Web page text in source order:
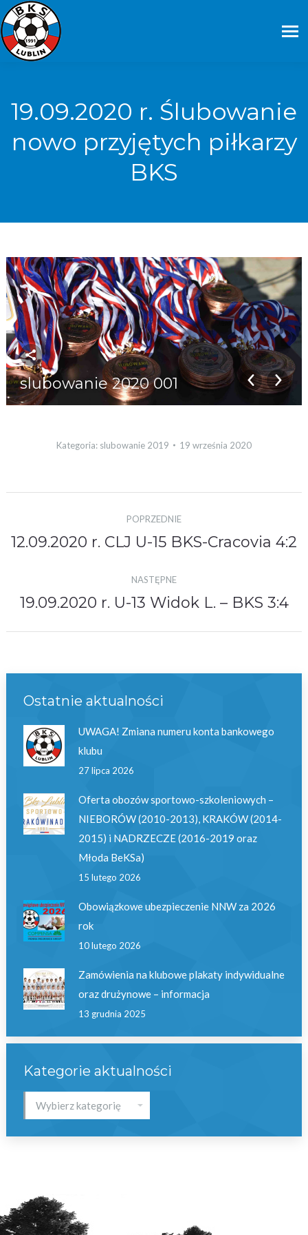
19.09.2020 r. Ślubowanie
nowo przyjętych piłkarzy
BKS
slubowanie 2020 001
Kategoria: slubowanie 2019 19 września 2020
albumu
POPRZEDNIE
Poprzedni
12.09.2020 r. CLJ U-15 BKS-Cracovia 4:2
NASTĘPNE
Następny
19.09.2020 r. U-13 Widok L. – BKS 3:4
Ostatnie aktualności
UWAGA! Zmiana numeru konta bankowego
klubu
27 lipca 2026
Oferta obozów sportowo-szkoleniowych –
NIEBORÓW (2010-2013), KRAKÓW (2014-
2015) i NADRZECZE (2016-2019 oraz
Młoda BeKSa)
15 lutego 2026
Obowiązkowe ubezpieczenie NNW za 2026
rok
10 lutego 2026
Zamówienia na klubowe plakaty indywidualne
oraz drużynowe – informacja
13 grudnia 2025
Kategorie aktualności
Kategorie
aktualności